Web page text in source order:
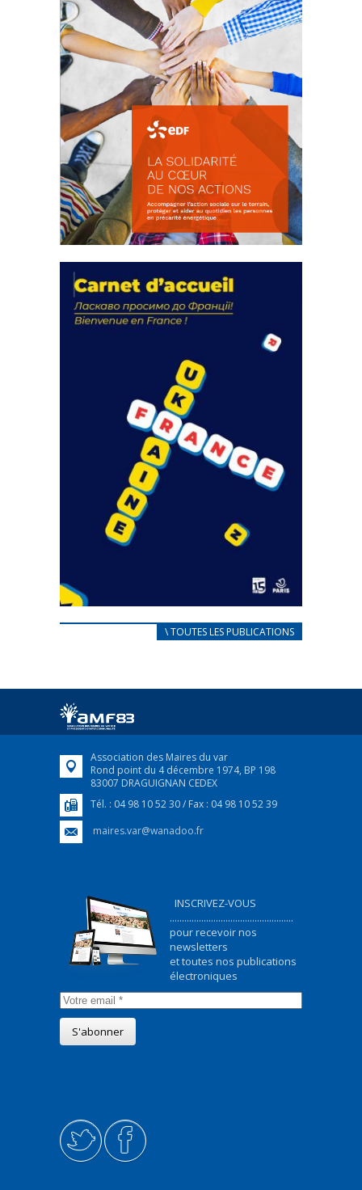
FEUILLETER
actions
18 septembre 2023
105352 Total 0 Votes 0 0 Aidez-nous à
CARNET D’ACCUEIL
Afin d’accompagner au mieux les réfugiés
FEUILLETER
\ TOUTES LES PUBLICATIONS
Association des Maires du var
Rond point du 4 décembre 1974, BP 198
83007 DRAGUIGNAN CEDEX
Tél. : 04 98 10 52 30 / Fax : 04 98 10 52 39
maires.var@wanadoo.fr
INSCRIVEZ-VOUS
...................................................
pour recevoir nos
newsletters
et toutes nos publications
électroniques